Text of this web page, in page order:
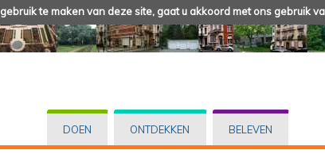
te maken van deze site, gaat u akkoord met ons gebruik
DOEN ONTDEKKEN BELEVEN